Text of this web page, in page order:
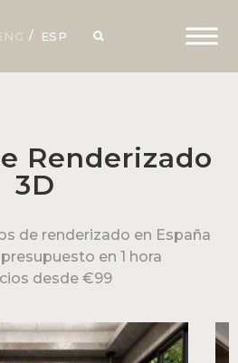
ESP
Renderizado
3D
de renderizado en España
en 1 hora
desde €99